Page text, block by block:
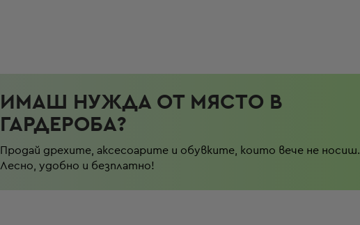
ИМАШ НУЖДА ОТ МЯСТО В
ГАРДЕРОБА?
Продай дрехите, аксесоарите и обувките, които вече не носиш.
Лесно, удобно и безплатно!